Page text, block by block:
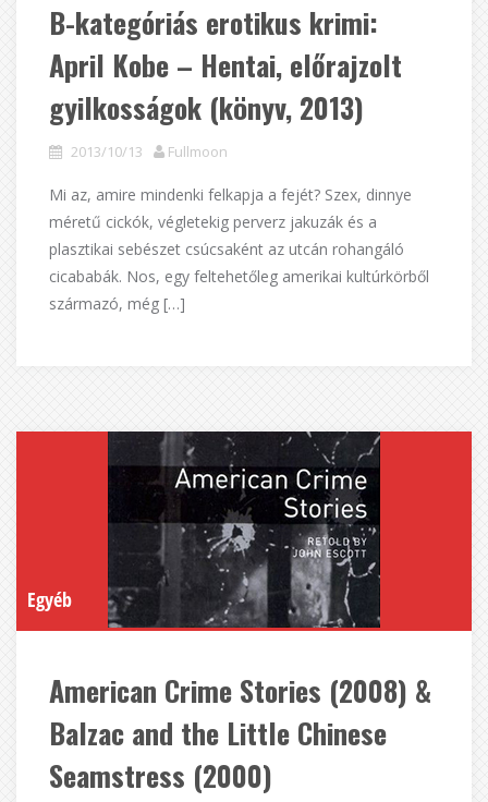
B-kategóriás erotikus krimi:
April Kobe – Hentai, előrajzolt
gyilkosságok (könyv, 2013)
2013/10/13 Fullmoon
Mi az, amire mindenki felkapja a fejét? Szex, dinnye
méretű cickók, végletekig perverz jakuzák és a
plasztikai sebészet csúcsaként az utcán rohangáló
cicababák. Nos, egy feltehetőleg amerikai kultúrkörből
származó, még […]
Egyéb
American Crime Stories (2008) &
Balzac and the Little Chinese
Seamstress (2000)